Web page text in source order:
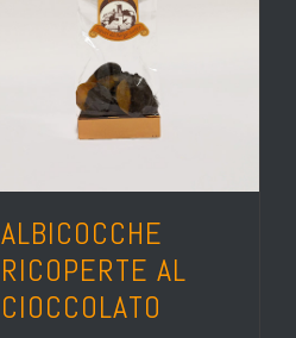
ALBICOCCHE
RICOPERTE AL
CIOCCOLATO